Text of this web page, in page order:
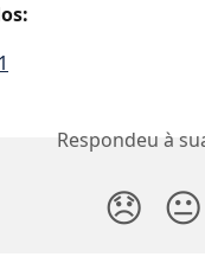
Respondeu à
😞 😐